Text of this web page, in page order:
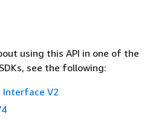
using this API in one of the
see the following:
Interface V2